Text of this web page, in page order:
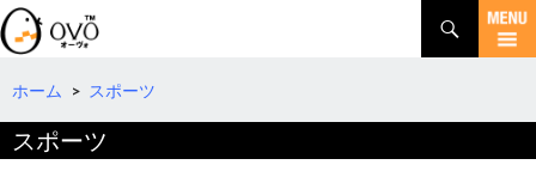
検
索
コ
テ
へ
ホーム > スポーツ
スポーツ